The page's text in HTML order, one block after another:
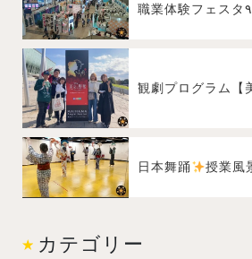
観劇プログラム【
日本舞踊 授業風
カテゴリー